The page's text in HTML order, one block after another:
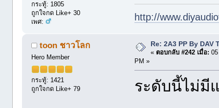
กระทู้: 1805
ถูกใจกด Like+ 30
เพศ:
http://
toon ชาวโลก
Hero Member
กระทู้: 1421
ถูกใจกด Like+ 79
Re: 2A3 PP By DAV
« ตอบกลับ #242 เมื่อ:
PM »
ระดับนี้ไม่มี